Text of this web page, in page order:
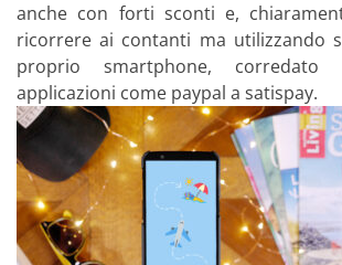
anche con forti sconti e,
ricorrere ai contanti ma utilizzando
proprio smartphone, corredato
applicazioni come paypal a satispay.